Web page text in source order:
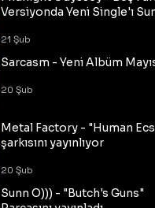
Versiyonda Yeni Single'ı
21 Şub
Sarcasm - Yeni Albüm
20 Şub
Metal Factory - "Human
şarkısını yayınlıyor
20 Şub
Sunn O))) - "Butch's Guns"